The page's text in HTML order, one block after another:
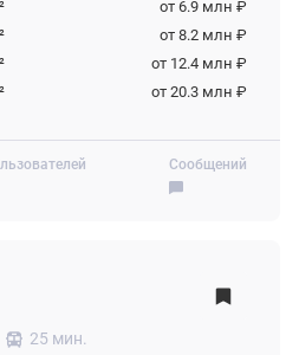
Сообщений
от 6.9 млн ₽
от 8.2 млн ₽
от 12.4 млн ₽
от 20.3 млн ₽
25 мин.